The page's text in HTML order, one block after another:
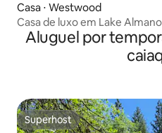
Casa ⋅ Westwood
Casa de luxo em Lake
Aluguel por
Superhost
Superhost